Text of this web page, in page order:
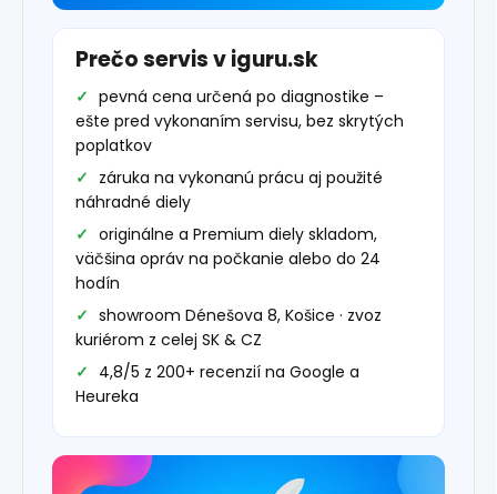
Prečo servis v iguru.sk
pevná cena určená po diagnostike –
ešte pred vykonaním servisu, bez skrytých
poplatkov
záruka na vykonanú prácu aj použité
náhradné diely
originálne a Premium diely skladom,
väčšina opráv na počkanie alebo do 24
hodín
showroom Dénešova 8, Košice · zvoz
kuriérom z celej SK & CZ
4,8/5 z 200+ recenzií na Google a
Heureka